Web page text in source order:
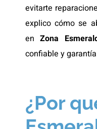
evitarte
explico cómo se
enZona
confiable y
¿Por